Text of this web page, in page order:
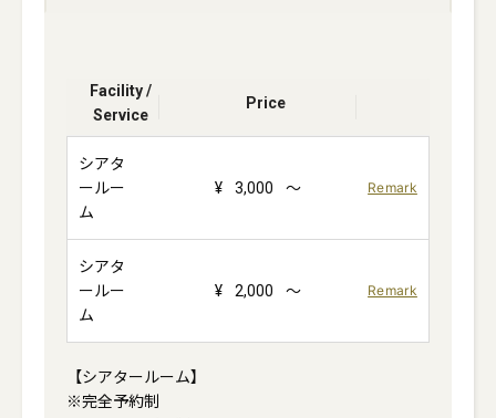
Facility /
Service
Price
シアタ
ールー
ム
¥ 3,000 ～ Remark
シアタ
ールー
ム
¥ 2,000 ～ Remark
【シアタールーム】
※完全予約制